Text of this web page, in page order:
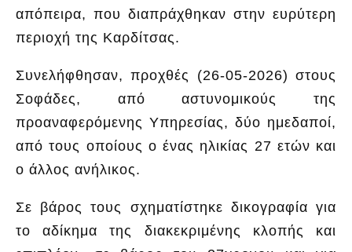
απόπειρα, που διαπράχθηκαν στην ευρύτερη
περιοχή της Καρδίτσας.
Συνελήφθησαν, προχθές (26-05-2026) στους
Σοφάδες, από αστυνομικούς της
προαναφερόμενης Υπηρεσίας, δύο ημεδαποί,
από τους οποίους ο ένας ηλικίας 27 ετών και
ο άλλος ανήλικος.
Σε βάρος τους σχηματίστηκε δικογραφία για
το αδίκημα της διακεκριμένης κλοπής και